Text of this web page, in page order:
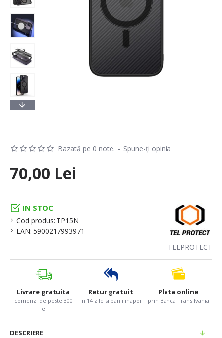
IN STOC
Cod produs: TP15N
EAN: 5900217993971
TELPROTECT
Bazată pe 0 note. - Spune-ţi opinia
70,00 Lei
Livrare gratuita
comenzi de peste 300
lei
Retur gratuit
in 14 zile si banii inapoi
Plata online
prin Banca Transilvania
DESCRIERE